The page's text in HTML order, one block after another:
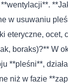
w usuwaniu
eteryczne, ocet,
boraks)?** W
**pleśni**,
niż w fazie